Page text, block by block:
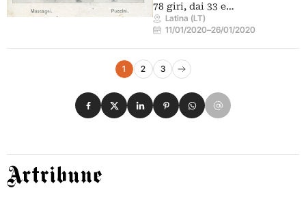
78 giri, dai 33 e…
Latina (LT)
11/01/2020–26/01/2020
Navigazione eventi
1 2 3
Pagina successiva
Condividi su Facebook
Condividi su X
Condividi su LinkedIn
Condividi su Pinterest
Condividi su WhatsApp
Condividi su Email
Artribune